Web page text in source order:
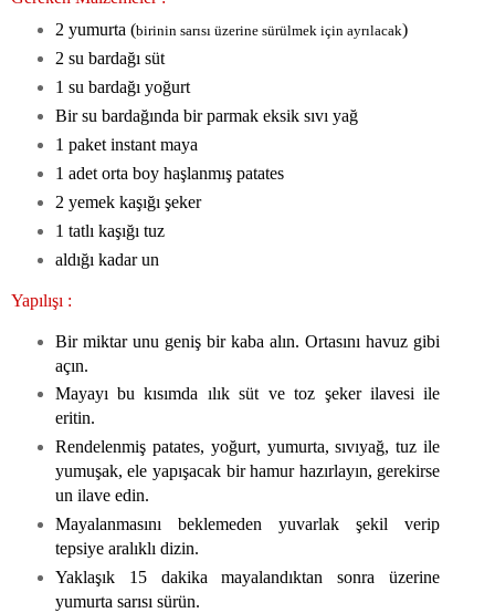
2 yumurta (birinin sarısı üzerine sürülmek için ayrılacak)
2 su bardağı süt
1 su bardağı yoğurt
Bir su bardağında bir parmak eksik sıvı yağ
1 paket instant maya
1 adet orta boy haşlanmış patates
2 yemek kaşığı şeker
1 tatlı kaşığı tuz
aldığı kadar un
Yapılışı :
Bir miktar unu geniş bir kaba alın. Ortasını havuz gibi
açın.
Mayayı bu kısımda ılık süt ve toz şeker ilavesi ile
eritin.
Rendelenmiş patates, yoğurt, yumurta, sıvıyağ, tuz ile
yumuşak, ele yapışacak bir hamur hazırlayın, gerekirse
un ilave edin.
Mayalanmasını beklemeden yuvarlak şekil verip
tepsiye aralıklı dizin.
Yaklaşık 15 dakika mayalandıktan sonra üzerine
yumurta sarısı sürün.